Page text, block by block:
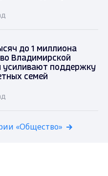
до 1 миллиона
Владимирской
усиливают поддержку
семей
«Общество»